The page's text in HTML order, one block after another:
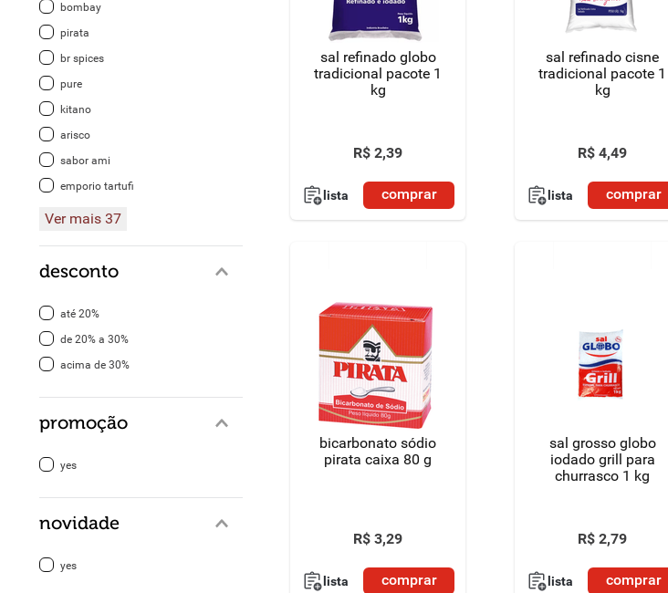
bombay
pirata
br spices
pure
kitano
arisco
sabor ami
emporio tartufi
Ver mais 37
desconto
até 20%
de 20% a 30%
acima de 30%
promoção
yes
novidade
yes
sal refinado globo
tradicional pacote 1
kg
R$ 2,39
lista comprar
sal refinado cisne
tradicional pacote 1
kg
R$ 4,49
lista comprar
bicarbonato sódio
pirata caixa 80 g
R$ 3,29
lista comprar
sal grosso globo
iodado grill para
churrasco 1 kg
R$ 2,79
lista comprar
detergente
macarrão